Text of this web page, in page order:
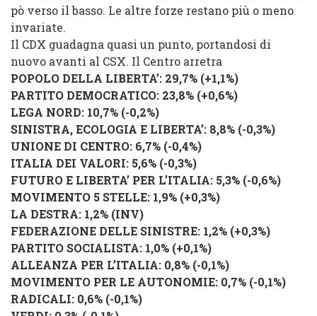
pò verso il basso. Le altre forze restano più o meno
invariate.
Il CDX guadagna quasi un punto, portandosi di
nuovo avanti al CSX. Il Centro arretra
POPOLO DELLA LIBERTA’: 29,7% (+1,1%)
PARTITO DEMOCRATICO: 23,8% (+0,6%)
LEGA NORD: 10,7% (-0,2%)
SINISTRA, ECOLOGIA E LIBERTA’: 8,8% (-0,3%)
UNIONE DI CENTRO: 6,7% (-0,4%)
ITALIA DEI VALORI: 5,6% (-0,3%)
FUTURO E LIBERTA’ PER L’ITALIA: 5,3% (-0,6%)
MOVIMENTO 5 STELLE: 1,9% (+0,3%)
LA DESTRA: 1,2% (INV)
FEDERAZIONE DELLE SINISTRE: 1,2% (+0,3%)
PARTITO SOCIALISTA: 1,0% (+0,1%)
ALLEANZA PER L’ITALIA: 0,8% (-0,1%)
MOVIMENTO PER LE AUTONOMIE: 0,7% (-0,1%)
RADICALI: 0,6% (-0,1%)